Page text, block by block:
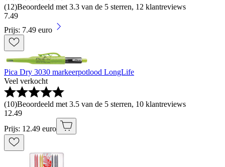
(12)Beoordeeld met 3.3 van de 5 sterren, 12 klantreviews
7.49
Prijs: 7.49 euro
Pica Dry 3030 markeerpotlood LongLife
Veel verkocht
(10)Beoordeeld met 3.5 van de 5 sterren, 10 klantreviews
12.49
Prijs: 12.49 euro